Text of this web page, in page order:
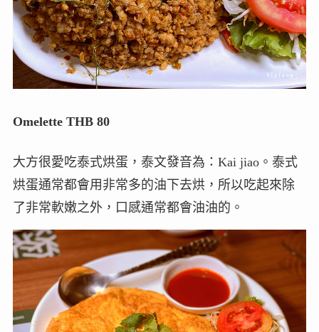
Omelette THB 80
大方很愛吃泰式烘蛋，泰文發音為：Kai jiao。泰式
烘蛋通常都會用非常多的油下去烘，所以吃起來除
了非常軟嫩之外，口感通常都會油油的。